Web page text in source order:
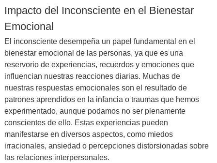
Impacto del Inconsciente en el Bienestar
Emocional
El inconsciente desempeña un papel fundamental en el
bienestar emocional de las personas, ya que es una
reservorio de experiencias, recuerdos y emociones que
influencian nuestras reacciones diarias. Muchas de
nuestras respuestas emocionales son el resultado de
patrones aprendidos en la infancia o traumas que hemos
experimentado, aunque podamos no ser plenamente
conscientes de ello. Estas experiencias pueden
manifestarse en diversos aspectos, como miedos
irracionales, ansiedad o percepciones distorsionadas sobre
las relaciones interpersonales.